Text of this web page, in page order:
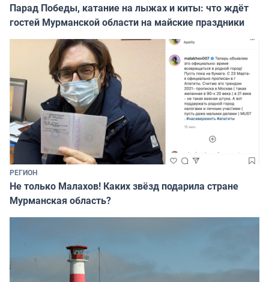
Парад Победы, катание на лыжах и киты: что ждёт
гостей Мурманской области на майские праздники
РЕГИОН
Не только Малахов! Каких звёзд подарила стране
Мурманская область?